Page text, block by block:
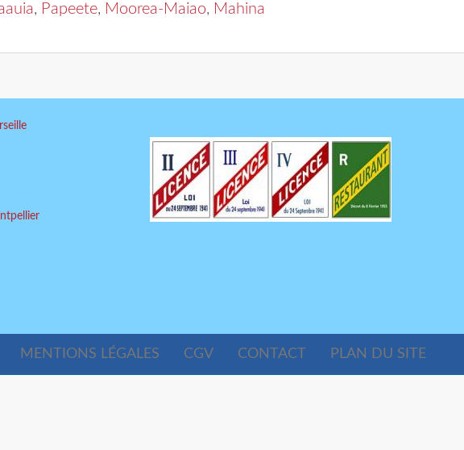
, Papeete, Moorea-Maiao, Mahina
MENTIONS LÉGALES CGV CONTACT PLAN DU SITE